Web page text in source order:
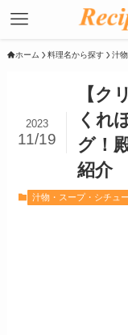
ホーム 料理名から探す 汁
【ク
くれ
グ！
紹介
2023
11/19
汁物・スープ・シチュー